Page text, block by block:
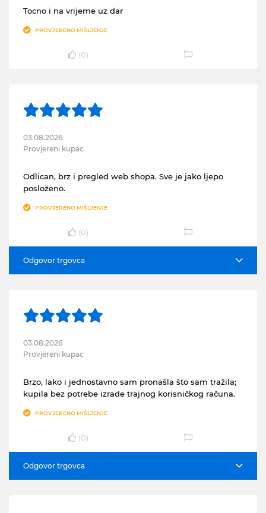
Tocno i na vrijeme uz dar
PROVJERENO MIŠLJENJE
(0)
03.08.2026
Provjereni kupac
Odlican, brz i pregled web shopa. Sve je jako ljepo
posloženo.
PROVJERENO MIŠLJENJE
(0)
Odgovor trgovca
03.08.2026
Provjereni kupac
Brzo, lako i jednostavno sam pronašla što sam tražila;
kupila bez potrebe izrade trajnog korisničkog računa.
PROVJERENO MIŠLJENJE
(0)
Odgovor trgovca